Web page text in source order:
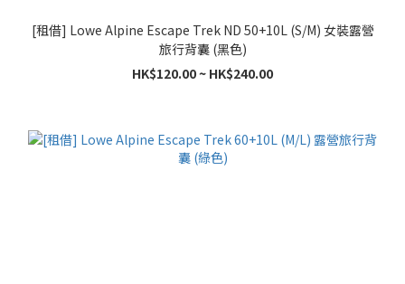
[租借] Lowe Alpine Escape Trek ND 50+10L (S/M) 女裝露營
旅行背囊 (黑色)
HK$120.00 ~ HK$240.00